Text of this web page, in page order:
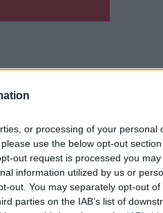
or processing of your personal
use the below opt-out
out request is processed you may
information utilized by us or
out. You may separately opt-out of
parties on the IAB’s list of